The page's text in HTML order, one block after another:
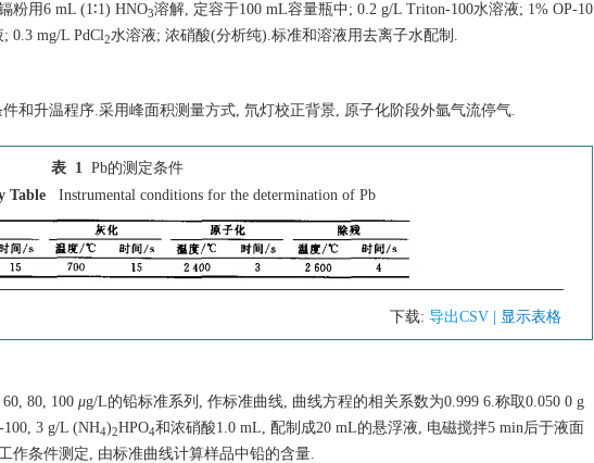
粉用6 mL (1∶1) HNO3溶解, 定容于100 mL容量瓶中; 0.2 g/L Triton-100水溶液; 1% OP-10
0.3 mg/L PdCl2水溶液; 浓硝酸(分析纯).标准和溶液用去离子水配制.
和升温程序.采用峰面积测量方式, 氘灯校正背景, 原子化阶段外氩气流停气.
表 1 Pb的测定条件
Table
Instrumental conditions for the determination of Pb
下载: 导出CSV | 显示表格
80, 100 μg/L的铅标准系列, 作标准曲线, 曲线方程的相关系数为0.999 6.称取0.050 0 g
3 g/L (NH4)2HPO4和浓硝酸1.0 mL, 配制成20 mL的悬浮液, 电磁搅拌5 min后于液面
作条件测定, 由标准曲线计算样品中铅的含量.